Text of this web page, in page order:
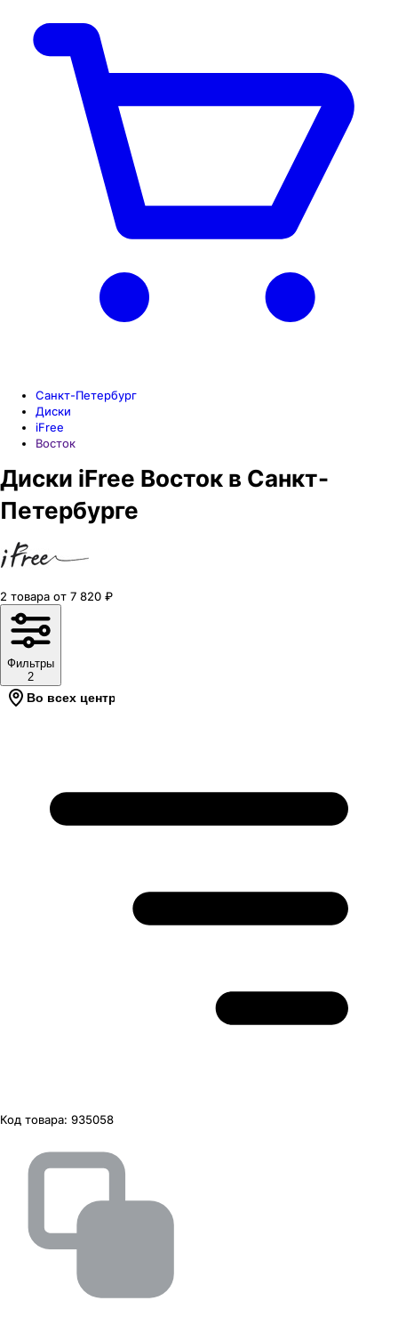
Санкт-Петербург
Диски
iFree
Восток
Диски iFree Восток в Санкт-
Петербурге
2 товара от 7 820 ₽
Фильтры
2
Во всех центрах
Код товара: 935058